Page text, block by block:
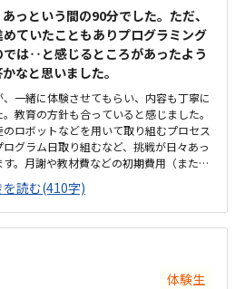
っという間の90分でした。ただ、
ていたこともありプログラミング
は‥と感じるところがあったよう
なと思いました。
一緒に体験させてもらい、内容も丁寧に
教育の方針も合っていると感じました。
ロボットなどを用いて取り組むプロセス
グラム日取り組むなど、挑戦が日々あっ
。月謝や教材費などの初期費用（また
で、予算との兼ね合いをもう少し慎重に
す。それぞれ日違うロボットを作成して
思う。他の生徒の子もそれぞれ取り組む
かなと感じます。教材自体はどこもそれ
同じくらいと思いました。まだ作ったこ
れたロボットを初めに動かして質問コー
かせる時間を取っていたりと土台がしっ
を読む(410字)
体験生